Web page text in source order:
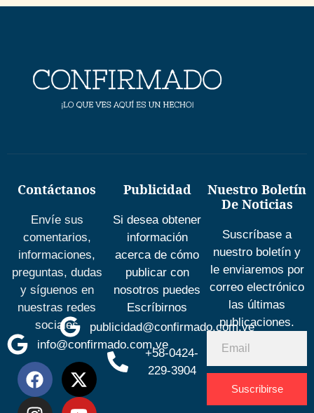
Contáctanos
Envíe sus
comentarios,
informaciones,
preguntas, dudas
y síguenos en
nuestras redes
sociales
info@confirmado.com.ve
Publicidad
Si desea obtener
información
acerca de cómo
publicar con
nosotros puedes
Escríbirnos
publicidad@confirmado.com.ve
+58-0424-
229-3904
Nuestro Boletín
De Noticias
Suscríbase a
nuestro boletín y
le enviaremos por
correo electrónico
las últimas
publicaciones.
Suscribirse